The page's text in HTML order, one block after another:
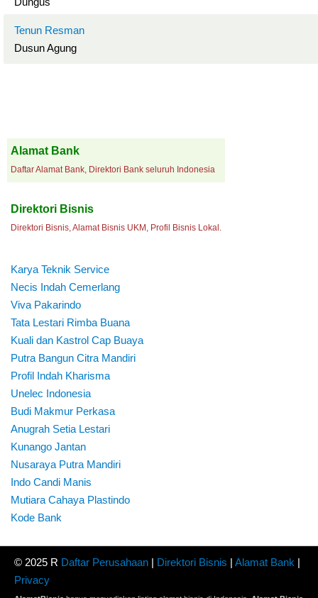
Tenun Resman
Dusun Agung
Alamat Bank
Daftar Alamat Bank, Direktori Bank seluruh Indonesia
Direktori Bisnis
Direktori Bisnis, Alamat Bisnis UKM, Profil Bisnis Lokal.
Karya Teknik Service
Necis Indah Cemerlang
Viva Pakarindo
Tata Lestari Rimba Buana
Kuali dan Kastrol Cap Buaya
Putra Bangun Citra Mandiri
Profil Indah Kharisma
Unelec Indonesia
Budi Makmur Perkasa
Anugrah Setia Lestari
Kunango Jantan
Nusaraya Putra Mandiri
Indo Candi Manis
Mutiara Cahaya Plastindo
Kode Bank
© 2025 R Daftar Perusahaan | Direktori Bisnis | Alamat Bank |
Privacy